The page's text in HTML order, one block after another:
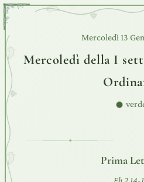
Mercoledì 13
Mercoledì della I
Prima
Eb 2,14-